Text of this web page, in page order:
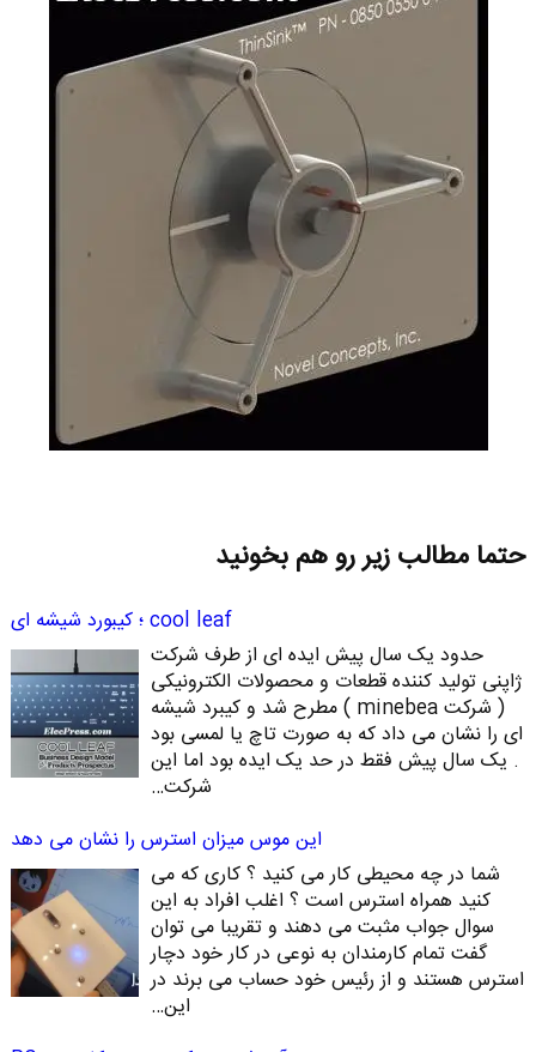
حتما مطالب زیر رو هم بخونید
cool leaf ؛ کیبورد شیشه ای
حدود یک سال پیش ایده ای از طرف شرکت
ژاپنی تولید کننده قطعات و محصولات الکترونیکی
( شرکت minebea ) مطرح شد و کیبرد شیشه
ای را نشان می داد که به صورت تاچ یا لمسی بود
. یک سال پیش فقط در حد یک ایده بود اما این
شرکت…
این موس میزان استرس را نشان می دهد
شما در چه محیطی کار می کنید ؟ کاری که می
کنید همراه استرس است ؟ اغلب افراد به این
سوال جواب مثبت می دهند و تقریبا می توان
گفت تمام کارمندان به نوعی در کار خود دچار
استرس هستند و از رئیس خود حساب می برند در
این…